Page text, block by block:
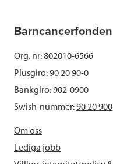
Barncancerfonden
Org. nr: 802010-6566
Plusgiro: 90 20 90-0
Bankgiro: 902-0900
Swish-nummer:90 20 900
Om oss
Lediga jobb